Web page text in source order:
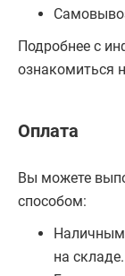
Подробнее с
ознакомиться
Оплата
Вы можете
способом:
на складе.